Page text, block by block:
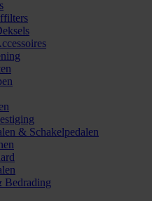
& Schakelpedalen
Bedrading